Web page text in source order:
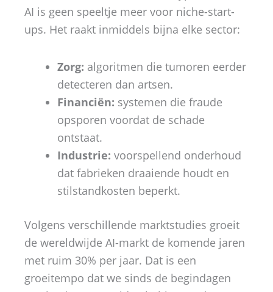
AI is geen speeltje meer voor niche-start-
ups. Het raakt inmiddels bijna elke sector:
Zorg: algoritmen die tumoren eerder
detecteren dan artsen.
Financiën: systemen die fraude
opsporen voordat de schade
ontstaat.
Industrie: voorspellend onderhoud
dat fabrieken draaiende houdt en
stilstandkosten beperkt.
Volgens verschillende marktstudies groeit
de wereldwijde AI-markt de komende jaren
met ruim 30% per jaar. Dat is een
groeitempo dat we sinds de begindagen